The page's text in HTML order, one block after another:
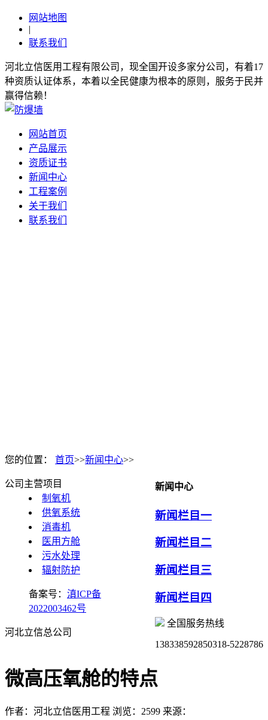
网站地图
|
联系我们
河北立信医用工程有限公司，现全国开设多家分公司，有着17
种资质认证体系，本着以全民健康为根本的原则，服务于民并
赢得信赖！
网站首页
产品展示
资质证书
新闻中心
工程案例
关于我们
联系我们
您的位置： 首页>>新闻中心>>
新闻中心
新闻栏目一
新闻栏目二
新闻栏目三
新闻栏目四
全国服务热线
138338592850318-5228786
微高压氧舱的特点
作者：河北立信医用工程 浏览：2599 来源：
公司主营项目
制氧机
供氧系统
消毒机
医用方舱
污水处理
辐射防护
备案号： 滇ICP备
2022003462号
河北立信总公司